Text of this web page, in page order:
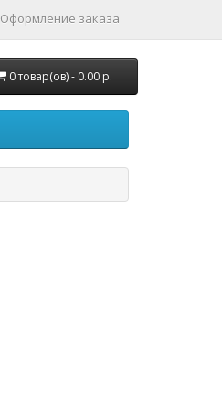
Оформление заказа
0 товар(ов) - 0.00 р.